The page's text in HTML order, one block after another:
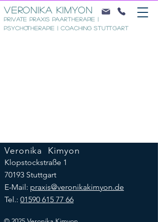
VERONIKA KIMYON
Private Praxis Paartherapie |
Psychotherapie | Coaching Stuttgart
Veronika Kimyon
Klopstockstraße 1
70193 Stuttgart
E-Mail: praxis@veronikakimyon.de
Tel.: 01590 615 77 66